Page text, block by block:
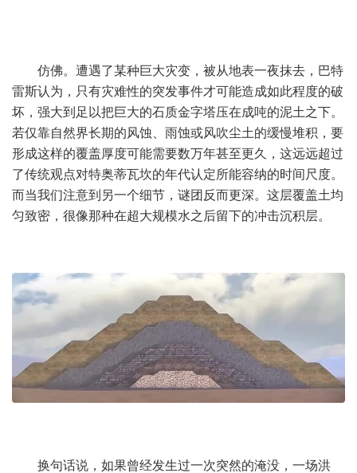
仿佛。遭遇了某种巨大灾变，被从地表一夜抹去，巴特
雷斯认为，只有灾难性的突发事件才可能造成如此程度的破
坏，强大到足以把巨大的石质金字塔压在成吨的泥土之下。
若仅靠自然界长期的风蚀、雨蚀或风吹尘土的缓慢堆积，要
形成这样的覆盖厚度可能需要数万年甚至更久，这远远超过
了传统观点对特奥蒂瓦坎的年代认定所能容纳的时间尺度。
而当我们注意到另一个细节，谜团反而更深。这层覆盖土均
匀致密，很像那种在超大规模水之后留下的冲击沉积层。
换句话说，如果曾经发生过一次突然的淹没，一场洪